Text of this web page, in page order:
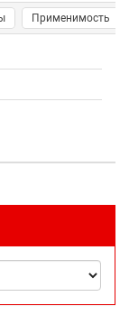
Применимость